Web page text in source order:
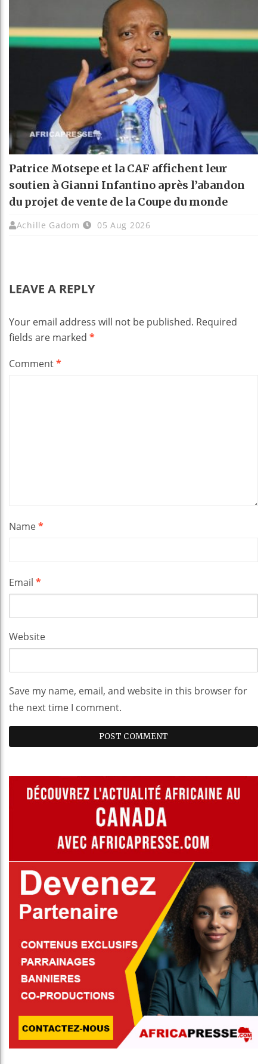
Patrice Motsepe et la CAF affichent leur
soutien à Gianni Infantino après l’abandon
du projet de vente de la Coupe du monde
Achille Gadom 05 Aug 2026
LEAVE A REPLY
Your email address will not be published. Required
fields are marked *
Comment*
Name*
Email *
Website
Save my name, email, and website in this browser for
the next time I comment.